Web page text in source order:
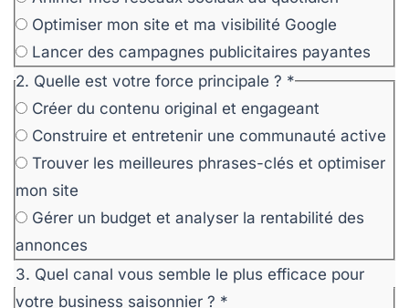
Optimiser mon site et ma visibilité Google
Lancer des campagnes publicitaires payantes
2. Quelle est votre force principale ? *
Créer du contenu original et engageant
Construire et entretenir une communauté active
Trouver les meilleures phrases-clés et optimiser
mon site
Gérer un budget et analyser la rentabilité des
annonces
3. Quel canal vous semble le plus efficace pour
votre business saisonnier ? *